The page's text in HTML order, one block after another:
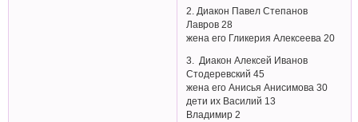
2. Диакон Павел Степанов
Лавров 28
жена его Гликерия Алексеева 20
3. Диакон Алексей Иванов
Стодеревский 45
жена его Анисья Анисимова 30
дети их Василий 13
Владимир 2